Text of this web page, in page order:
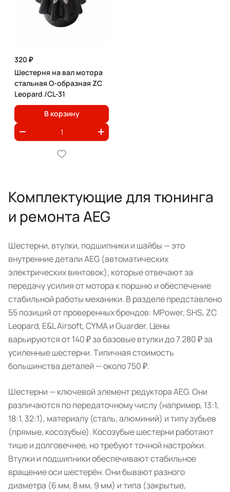
320 ₽
Шестерня на вал мотора
стальная O-образная ZC
Leopard /CL-31
В корзину
Комплектующие для тюнинга
и ремонта AEG
Шестерни, втулки, подшипники и шайбы — это
внутренние детали AEG (автоматических
электрических винтовок), которые отвечают за
передачу усилия от мотора к поршню и обеспечение
стабильной работы механики. В разделе представлено
55 позиций от проверенных брендов: MPower, SHS, ZC
Leopard, E&L Airsoft, CYMA и Guarder. Цены
варьируются от 140 ₽ за базовые втулки до 7 280 ₽ за
усиленные шестерни. Типичная стоимость
большинства деталей — около 750 ₽.
Шестерни — ключевой элемент редуктора AEG. Они
различаются по передаточному числу (например, 13:1,
18:1, 32:1), материалу (сталь, алюминий) и типу зубьев
(прямые, косозубые). Косозубые шестерни работают
тише и долговечнее, но требуют точной настройки.
Втулки и подшипники обеспечивают стабильное
вращение оси шестерён. Они бывают разного
диаметра (6 мм, 8 мм, 9 мм) и типа (закрытые,